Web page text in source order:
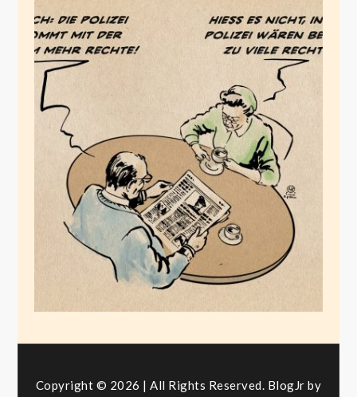
Mehr Rechte für die
Polizei
Dezember 21, 2023
Copyright © 2026 | All Rights Reserved. BlogJr by